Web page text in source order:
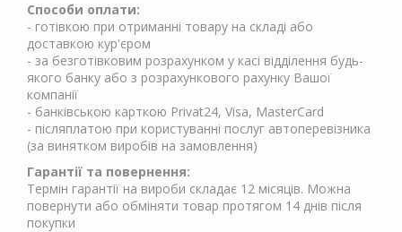
Способи оплати:
- готівкою при отриманні товару на складі або
доставкою кур'єром
- за безготівковим розрахунком у касі відділення будь-
якого банку або з розрахункового рахунку Вашої
компанії
- банківською карткою Privat24, Visa, MasterCard
- післяплатою при користуванні послуг автоперевізника
(за винятком виробів на замовлення)
Гарантії та повернення:
Термін гарантії на вироби складає 12 місяців. Можна
повернути або обміняти товар протягом 14 днів після
покупки